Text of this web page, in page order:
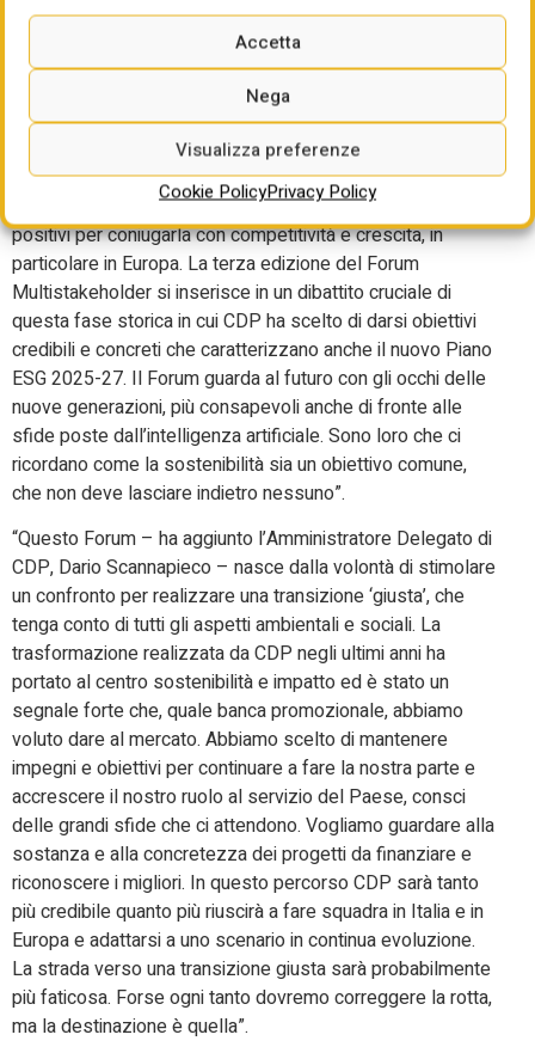
Accetta
Nega
Visualizza preferenze
Cookie PolicyPrivacy Policy
dibattito di oggi – ha dichiarato il Presidente di CDP,
Giovanni Gorno Tempini – mette in luce la complessità
della transizione ecologica e la difficoltà di bilanciare le
esigenze degli investitori, i nuovi equilibri globali e le
responsabilità sociali. La sostenibilità è a un crocevia a
livello mondiale: la domanda a cui rispondere ora è quale
approccio dobbiamo seguire per proteggerne gli aspetti
positivi per coniugarla con competitività e crescita, in
particolare in Europa. La terza edizione del Forum
Multistakeholder si inserisce in un dibattito cruciale di
questa fase storica in cui CDP ha scelto di darsi obiettivi
credibili e concreti che caratterizzano anche il nuovo Piano
ESG 2025-27. Il Forum guarda al futuro con gli occhi delle
nuove generazioni, più consapevoli anche di fronte alle
sfide poste dall’intelligenza artificiale. Sono loro che ci
ricordano come la sostenibilità sia un obiettivo comune,
che non deve lasciare indietro nessuno”.
“Questo Forum – ha aggiunto l’Amministratore Delegato di
CDP, Dario Scannapieco – nasce dalla volontà di stimolare
un confronto per realizzare una transizione ‘giusta’, che
tenga conto di tutti gli aspetti ambientali e sociali. La
trasformazione realizzata da CDP negli ultimi anni ha
portato al centro sostenibilità e impatto ed è stato un
segnale forte che, quale banca promozionale, abbiamo
voluto dare al mercato. Abbiamo scelto di mantenere
impegni e obiettivi per continuare a fare la nostra parte e
accrescere il nostro ruolo al servizio del Paese, consci
delle grandi sfide che ci attendono. Vogliamo guardare alla
sostanza e alla concretezza dei progetti da finanziare e
riconoscere i migliori. In questo percorso CDP sarà tanto
più credibile quanto più riuscirà a fare squadra in Italia e in
Europa e adattarsi a uno scenario in continua evoluzione.
La strada verso una transizione giusta sarà probabilmente
più faticosa. Forse ogni tanto dovremo correggere la rotta,
ma la destinazione è quella”.